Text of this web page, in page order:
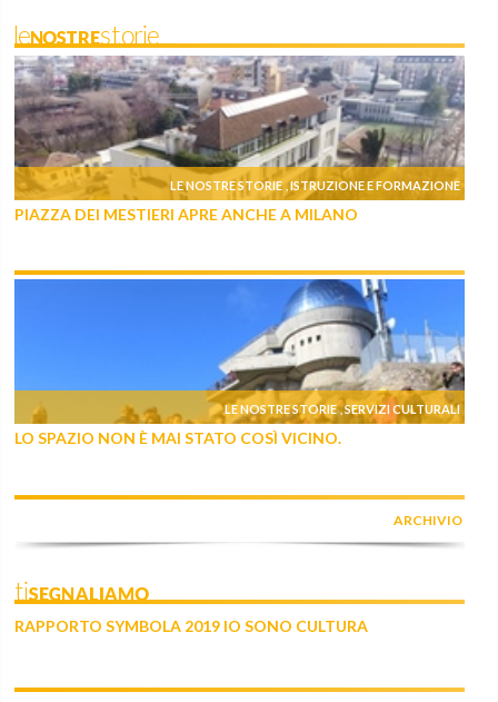
leNOSTREstorie
LE NOSTRE STORIE ,ISTRUZIONE E FORMAZIONE
PIAZZA DEI MESTIERI APRE ANCHE A MILANO
LE NOSTRE STORIE ,SERVIZI CULTURALI
LO SPAZIO NON È MAI STATO COSÌ VICINO.
ARCHIVIO
tiSEGNALIAMO
RAPPORTO SYMBOLA 2019 IO SONO CULTURA